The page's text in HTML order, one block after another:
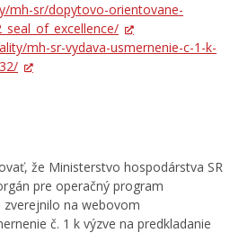
mh-sr/dopytovo-orientovane-
mh-sr-vydava-usmernenie-c-1-k-
že Ministerstvo hospodárstva SR
pre operačný program
na webovom
č. 1 k výzve na predkladanie